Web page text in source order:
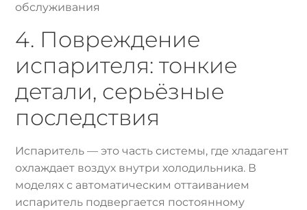
обслуживания
4. Повреждение
испарителя: тонкие
детали, серьёзные
последствия
Испаритель — это часть системы, где хладагент
охлаждает воздух внутри холодильника. В
моделях с автоматическим оттаиванием
испаритель подвергается постоянному